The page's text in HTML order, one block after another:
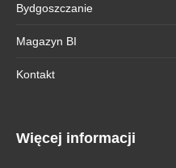
Bydgoszczanie
Magazyn BI
Kontakt
Więcej informacji